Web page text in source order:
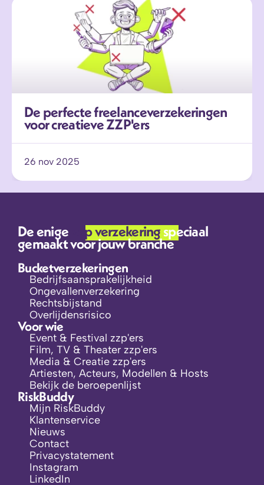
De perfecte freelanceverzekeringen
voor creatieve ZZP'ers
26 nov 2025
De enige zzp verzekering speciaal
gemaakt voor jouw branche
Bucketverzekeringen
Bedrijfsaansprakelijkheid
Ongevallenverzekering
Rechtsbijstand
Overlijdensrisico
Voor wie
Event & Festival zzp'ers
Film, TV & Theater zzp'ers
Media & Creatie zzp'ers
Artiesten, Acteurs, Modellen & Hosts
Bekijk de beroepenlijst
RiskBuddy
Mijn RiskBuddy
Klantenservice
Nieuws
Contact
Privacystatement
Instagram
LinkedIn